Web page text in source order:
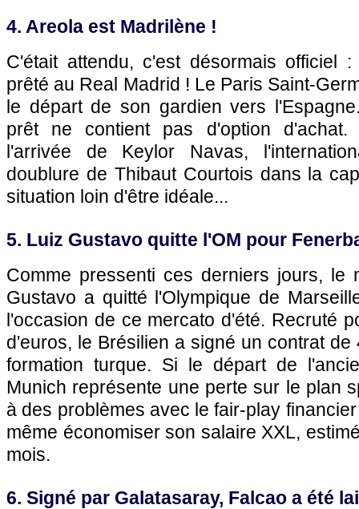
4. Areola est Madrilène !
C'était attendu, c'est désormais officiel
prêté au Real Madrid ! Le Paris Saint-
le départ de son gardien vers
prêt ne contient pas d'option d'achat.
l'arrivée de Keylor Navas,
doublure de Thibaut Courtois dans la
situation loin d'être idéale...
5. Luiz Gustavo quitte l'OM pour
Comme pressenti ces derniers jours, le
Gustavo a quitté l'Olympique de
l'occasion de ce mercato d'été. Recruté
d'euros, le Brésilien a signé un contrat
formation turque. Si le départ de
Munich représente une perte sur le plan
à des problèmes avec le fair-play
même économiser son salaire XXL,
mois.
6. Signé par Galatasaray, Falcao a été